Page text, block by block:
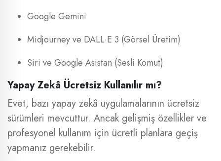
Google Gemini
Midjourney ve DALL·E 3 (Görsel Üretim)
Siri ve Google Asistan (Sesli Komut)
Yapay Zekâ Ücretsiz Kullanılır mı?
Evet, bazı yapay zekâ uygulamalarının ücretsiz
sürümleri mevcuttur. Ancak gelişmiş özellikler ve
profesyonel kullanım için ücretli planlara geçiş
yapmanız gerekebilir.